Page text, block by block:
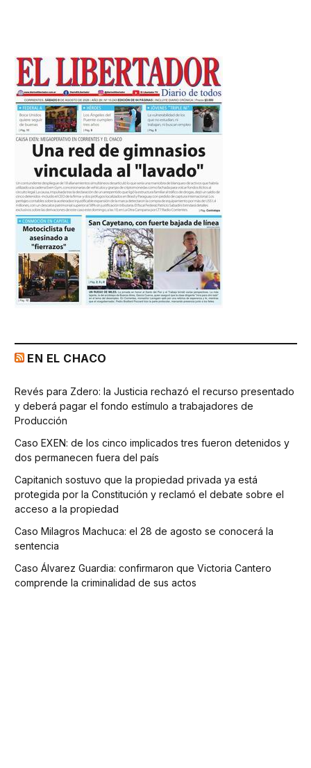
EN EL CHACO
Revés para Zdero: la Justicia rechazó el recurso presentado
y deberá pagar el fondo estímulo a trabajadores de
Producción
Caso EXEN: de los cinco implicados tres fueron detenidos y
dos permanecen fuera del país
Capitanich sostuvo que la propiedad privada ya está
protegida por la Constitución y reclamó el debate sobre el
acceso a la propiedad
Caso Milagros Machuca: el 28 de agosto se conocerá la
sentencia
Caso Álvarez Guardia: confirmaron que Victoria Cantero
comprende la criminalidad de sus actos